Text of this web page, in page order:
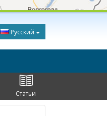
Русский
Статьи